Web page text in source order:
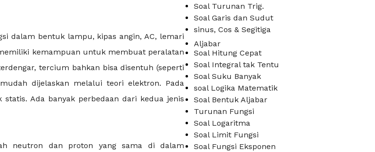
dalam bentuk lampu, kipas angin, AC, lemari
kemampuan untuk membuat peralatan
tercium bahkan bisa disentuh (seperti
dijelaskan melalui teori elektron. Pada
Ada banyak perbedaan dari kedua jenis
neutron dan proton yang sama di dalam
Soal Turunan Trig.
Soal Garis dan Sudut
sinus, Cos & Segitiga
Aljabar
Soal Hitung Cepat
Soal Integral tak Tentu
Soal Suku Banyak
soal Logika Matematik
Soal Bentuk Aljabar
Turunan Fungsi
Soal Logaritma
Soal Limit Fungsi
Soal Fungsi Eksponen